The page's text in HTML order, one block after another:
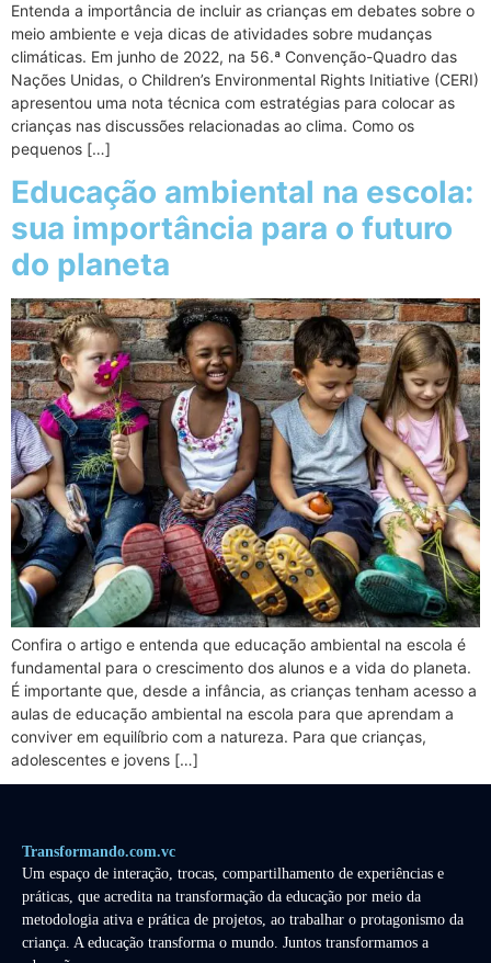
Entenda a importância de incluir as crianças em debates sobre o
meio ambiente e veja dicas de atividades sobre mudanças
climáticas. Em junho de 2022, na 56.ª Convenção-Quadro das
Nações Unidas, o Children’s Environmental Rights Initiative (CERI)
apresentou uma nota técnica com estratégias para colocar as
crianças nas discussões relacionadas ao clima. Como os
pequenos […]
Educação ambiental na escola:
sua importância para o futuro
do planeta
Confira o artigo e entenda que educação ambiental na escola é
fundamental para o crescimento dos alunos e a vida do planeta.
É importante que, desde a infância, as crianças tenham acesso a
aulas de educação ambiental na escola para que aprendam a
conviver em equilíbrio com a natureza. Para que crianças,
adolescentes e jovens […]
Transformando.com.vc
Um espaço de interação, trocas, compartilhamento de experiências e
práticas, que acredita na transformação da educação por meio da
metodologia ativa e prática de projetos, ao trabalhar o protagonismo da
criança. A educação transforma o mundo. Juntos transformamos a